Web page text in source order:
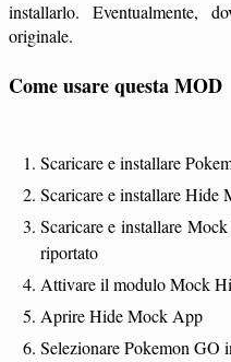
installarlo. Eventualmente,
originale.
Come usare questa MOD
Scaricare e installare
Scaricare e installare Hide
Scaricare e installare
riportato
Attivare il modulo Mock
Aprire Hide Mock App
Selezionare Pokemon GO